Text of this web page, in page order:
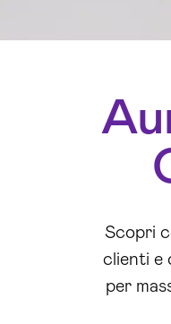
Scopri
clienti e
per